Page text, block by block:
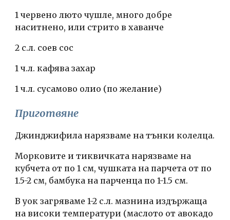
1 червено люто чушле, много добре
наситнено, или стрито в хаванче
2 с.л. соев сос
1 ч.л. кафява захар
1 ч.л. сусамово олио (по желание)
Приготвяне
Джинджифила нарязваме на тънки колелца.
Морковите и тиквичката нарязваме на
кубчета от по 1 см, чушката на парчета от по
1.5-2 см, бамбука на парченца по 1-1.5 см.
В уок загряваме 1-2 с.л. мазнина издържаща
на високи температури (маслото от авокадо